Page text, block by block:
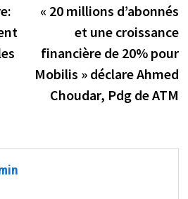
précédente :
« 20 millions d’abonnés
et une croissance
financière de 20% pour
Mobilis » déclare Ahmed
Choudar, Pdg de ATM